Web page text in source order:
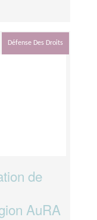
Défense Des Droits
de
AuRA